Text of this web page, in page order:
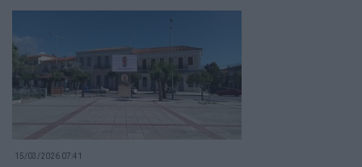
15/03/2026 07:41